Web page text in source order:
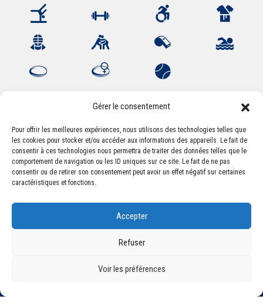
Gérer le consentement
Pour offrir les meilleures expériences, nous utilisons des technologies telles que
les cookies pour stocker et/ou accéder aux informations des appareils. Le fait de
consentir à ces technologies nous permettra de traiter des données telles que le
comportement de navigation ou les ID uniques sur ce site. Le fait de ne pas
consentir ou de retirer son consentement peut avoir un effet négatif sur certaines
caractéristiques et fonctions.
Accepter
Refuser
Voir les préférences
Association Sportive Montferrandaise
84, boulevard Léon Jouhaux
CS 80221 - 63021 Clermont-Ferrand Cedex 2
accueil@asm-omnisports.com